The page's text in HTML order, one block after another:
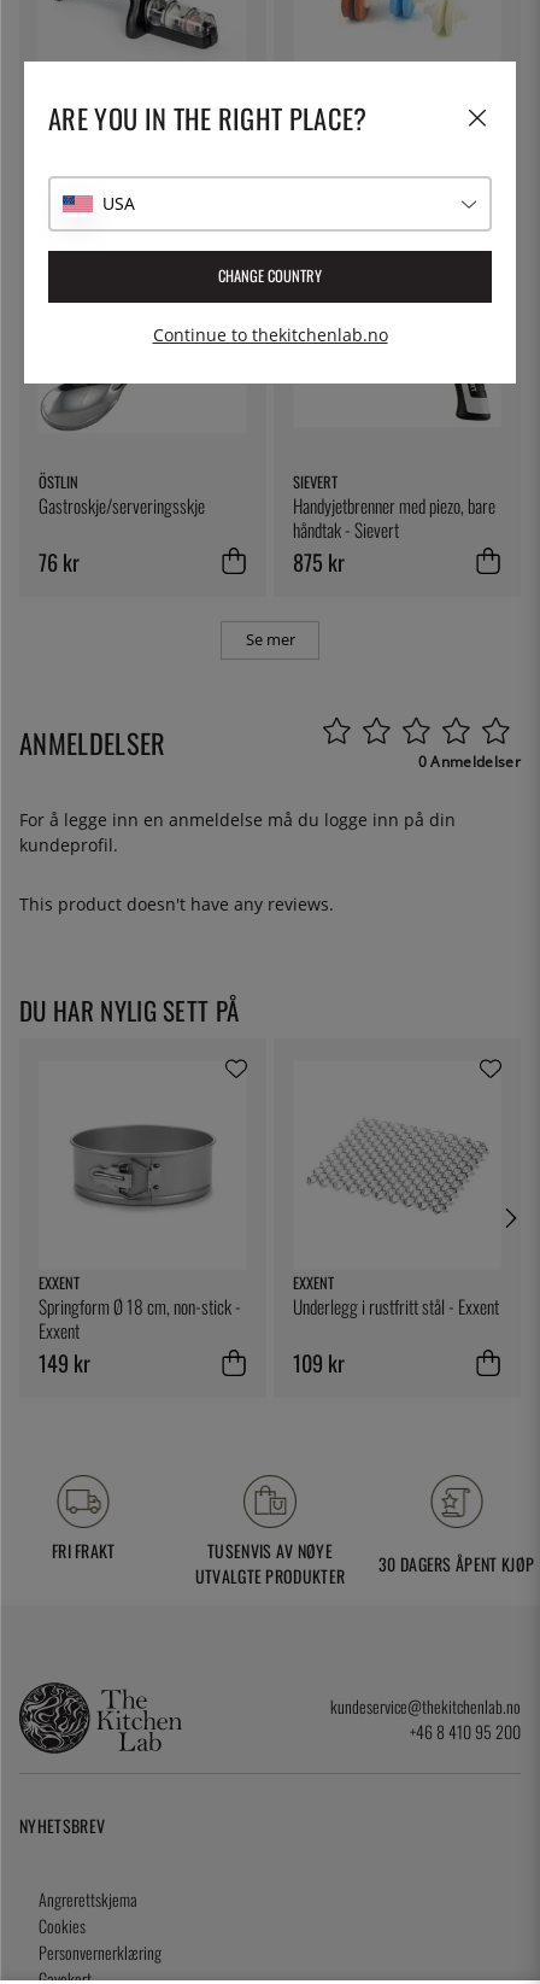
GLOBAL
615 kr
MINOSHARP
MinoSharp
ÖSTLIN
Gastroskje/serveringsskje
76 kr
SIEVERT
Handyjetbrenner med piezo, bare
håndtak - Sievert
875 kr
Se mer
ANMELDELSER 0 Anmeldelser
For å legge inn en anmeldelse må du logge inn på din
kundeprofil.
This product doesn't have any reviews.
DU HAR NYLIG SETT PÅ
EXXENT
Springform Ø 18 cm, non-stick -
Exxent
149 kr
EXXENT
Underlegg i rustfritt stål - Exxent
109 kr
FRI FRAKT
TUSENVIS AV NØYE
UTVALGTE PRODUKTER
30 DAGERS ÅPENT KJØP
kundeservice@thekitchenlab.no
+46 8 410 95 200
NYHETSBREV
Angrerettskjema
Cookies
Personvernerklæring
ARE YOU IN THE RIGHT PLACE?
USA
CHANGE COUNTRY
Continue to thekitchenlab.no